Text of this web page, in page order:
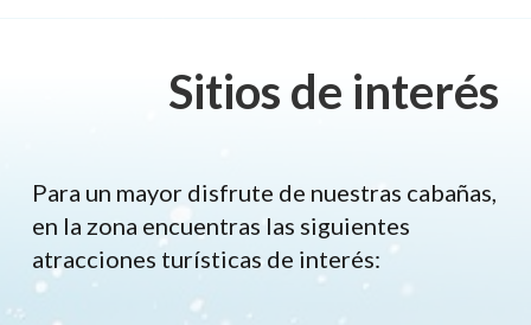
Sitios de interés
Para un mayor disfrute de nuestras cabañas,
en la zona encuentras las siguientes
atracciones turísticas de interés: